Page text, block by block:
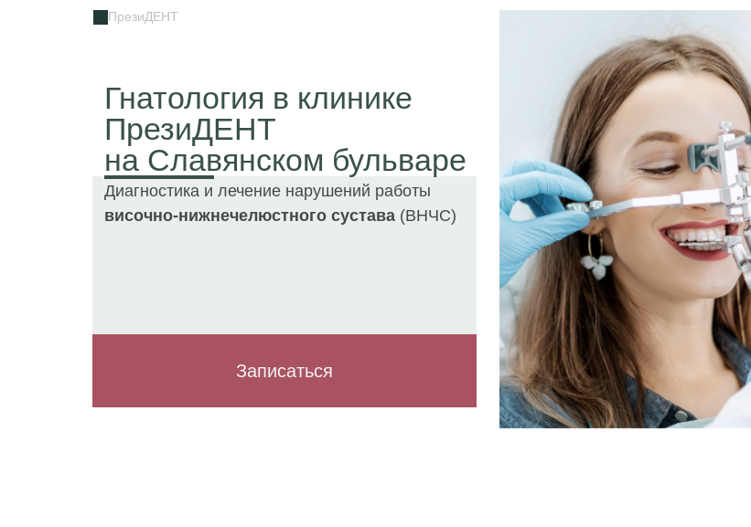
Гнатология в клинике
ПрезиДЕНТ
на Славянском бульваре
Диагностика и лечение нарушений работы
височно-нижнечелюстного сустава (ВНЧС)
Записаться
ПрезиДЕНТ